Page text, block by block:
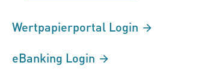
Wertpapierportal Login
eBanking Login